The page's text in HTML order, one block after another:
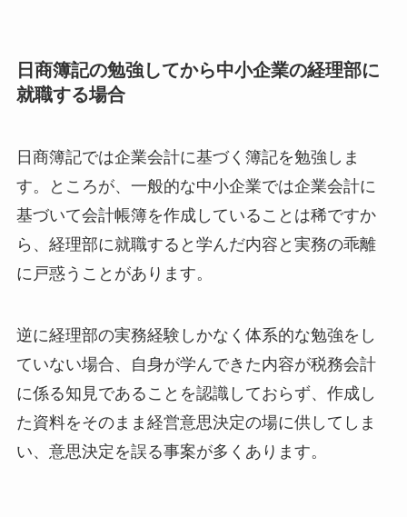
日商簿記の勉強してから中小企業の経理部に
就職する場合
日商簿記では企業会計に基づく簿記を勉強しま
す。ところが、一般的な中小企業では企業会計に
基づいて会計帳簿を作成していることは稀ですか
ら、経理部に就職すると学んだ内容と実務の乖離
に戸惑うことがあります。
逆に経理部の実務経験しかなく体系的な勉強をし
ていない場合、自身が学んできた内容が税務会計
に係る知見であることを認識しておらず、作成し
た資料をそのまま経営意思決定の場に供してしま
い、意思決定を誤る事案が多くあります。